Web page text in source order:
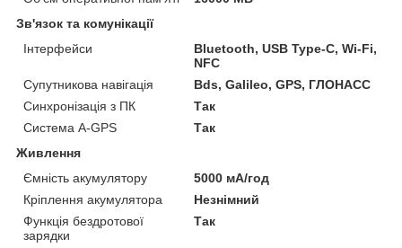
Зв'язок та комунікації
Інтерфейси
Bluetooth, USB Type-C, Wi-Fi,
NFC
Супутникова навігація
Bds, Galileo, GPS, ГЛОНАСС
Синхронізація з ПК
Так
Система A-GPS
Так
Живлення
Ємність акумулятору
5000 мА/год
Кріплення акумулятора
Незнімний
Функція бездротової
зарядки
Так